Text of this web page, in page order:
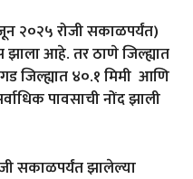
२०२५ रोजी सकाळपर्यंत)
झाला आहे. तर ठाणे जिल्ह्यात
जिल्ह्यात ४०.१ मिमी आणि
पावसाची नोंद झाली
सकाळपर्यंत झालेल्या